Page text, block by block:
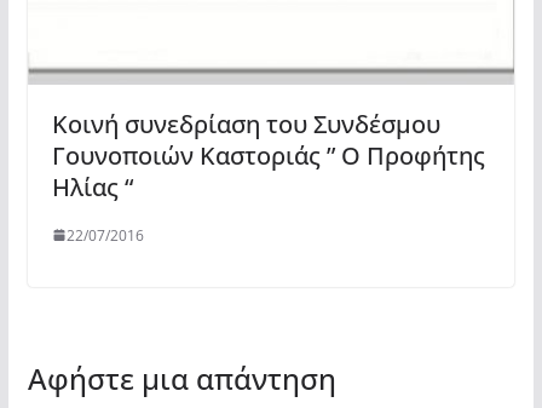
Κοινή συνεδρίαση του Συνδέσμου
Γουνοποιών Καστοριάς ” Ο Προφήτης
Ηλίας “
22/07/2016
Αφήστε μια απάντηση